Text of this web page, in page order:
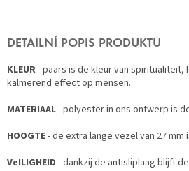
DETAILNÍ POPIS PRODUKTU
KLEUR- paars is de kleur van spiritualiteit,
kalmerend effect op mensen.
MATERIAAL- polyester in ons ontwerp is
HOOGTE- de extra lange vezel van 27
VeILIGHEID - dankzij de antisliplaag blijft